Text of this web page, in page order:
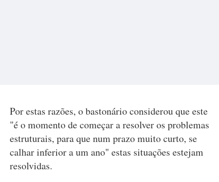
Por estas razões, o bastonário considerou que este
"é o momento de começar a resolver os problemas
estruturais, para que num prazo muito curto, se
calhar inferior a um ano" estas situações estejam
resolvidas.